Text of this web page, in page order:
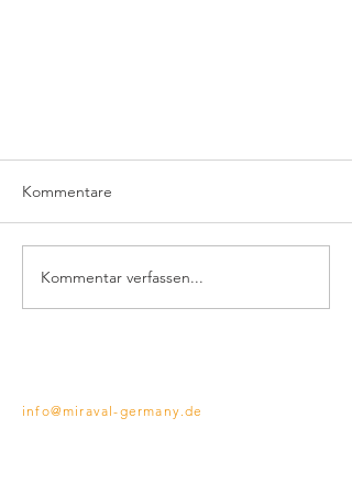
Kommentare
Kommentar verfassen...
info@miraval-germany.de